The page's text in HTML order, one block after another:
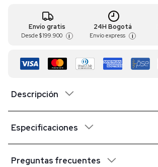
Envío gratis
Desde $ 199.900 i
24H Bogotá
Envío express i
Descripción
Especificaciones
Preguntas frecuentes